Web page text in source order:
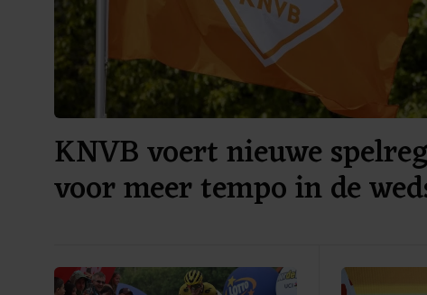
KNVB voert nieuwe
voor meer tempo in de